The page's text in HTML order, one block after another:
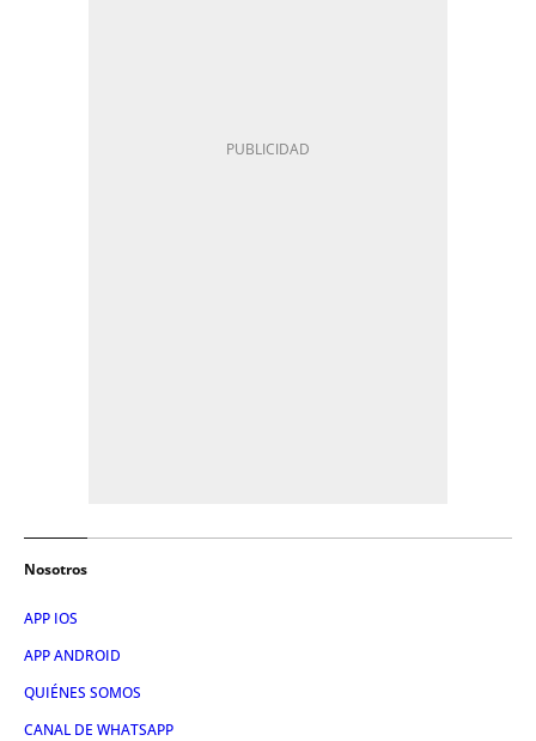
Nosotros
APP IOS
APP ANDROID
QUIÉNES SOMOS
CANAL DE WHATSAPP